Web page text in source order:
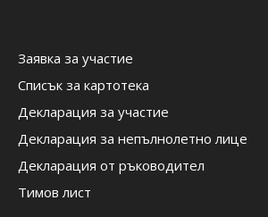
Заявка за участие
Списък за картотека
Декларация за участие
Декларация за непълнолетно лице
Декларация от ръководител
Тимов лист